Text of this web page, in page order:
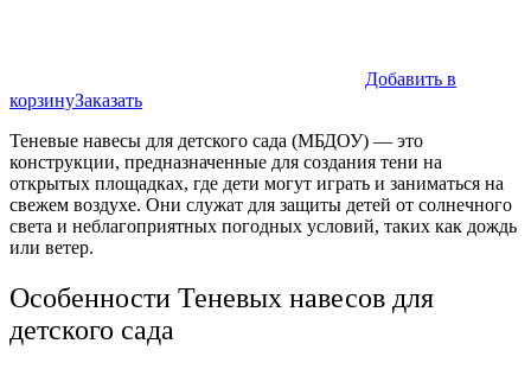
Добавить в
корзинуЗаказать
Теневые навесы для детского сада (МБДОУ) — это
конструкции, предназначенные для создания тени на
открытых площадках, где дети могут играть и заниматься на
свежем воздухе. Они служат для защиты детей от солнечного
света и неблагоприятных погодных условий, таких как дождь
или ветер.
Особенности Теневых навесов для
детского сада